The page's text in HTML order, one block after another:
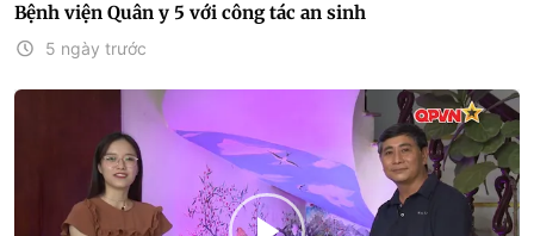
Bệnh viện Quân y 5 với công tác an sinh
5 ngày trước